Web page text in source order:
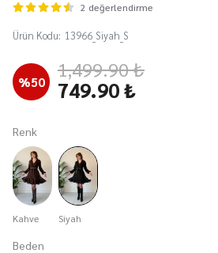
2 değerlendirme
Ürün Kodu: 13966_Siyah_S
%50 1,499.90 ₺
749.90 ₺
Renk
Kahve Siyah
Beden